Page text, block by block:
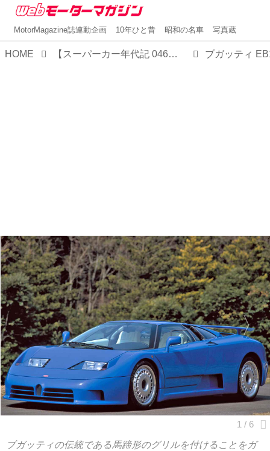
MotorMagazine誌連動企画 10年ひと昔 昭和の名車 写真蔵
HOME 【スーパーカー年代記 046】ブガッティ EB110はクワッドターボのV12で異次元の加速を味わえた ブガッティ
ブガッティの伝統である馬蹄形のグリルを付けることをガ